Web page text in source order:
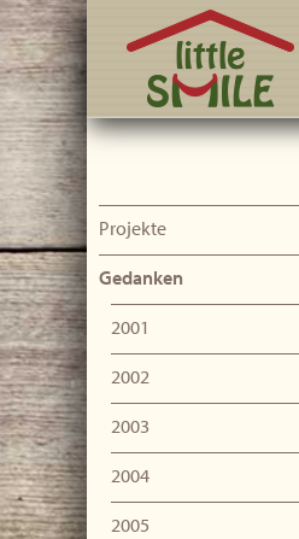
Projekte
Gedanken
2001
2002
2003
2004
2005